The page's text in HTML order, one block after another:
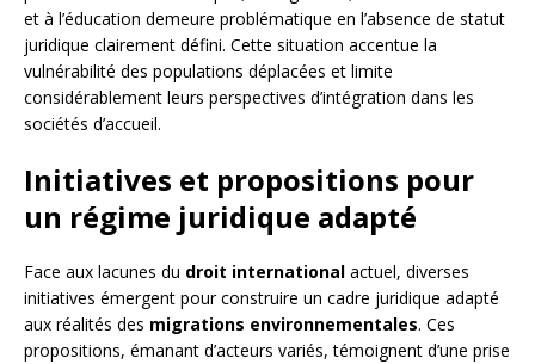
et à l’éducation demeure problématique en l’absence de statut
juridique clairement défini. Cette situation accentue la
vulnérabilité des populations déplacées et limite
considérablement leurs perspectives d’intégration dans les
sociétés d’accueil.
Initiatives et propositions pour
un régime juridique adapté
Face aux lacunes du droit international actuel, diverses
initiatives émergent pour construire un cadre juridique adapté
aux réalités des migrations environnementales. Ces
propositions, émanant d’acteurs variés, témoignent d’une prise